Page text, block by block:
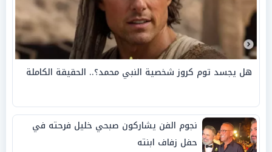
هل يجسد توم كروز شخصية النبي محمد؟.. الحقيقة الكاملة
نجوم الفن يشاركون صبحي خليل فرحته في
حفل زفاف ابنته